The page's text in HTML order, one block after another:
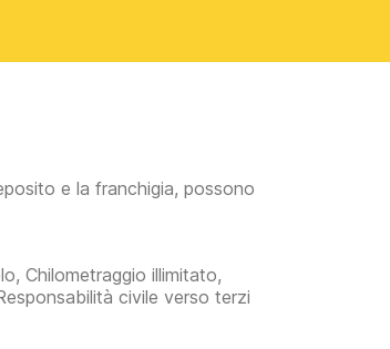
e la franchigia, possono
Chilometraggio illimitato,
civile verso terzi